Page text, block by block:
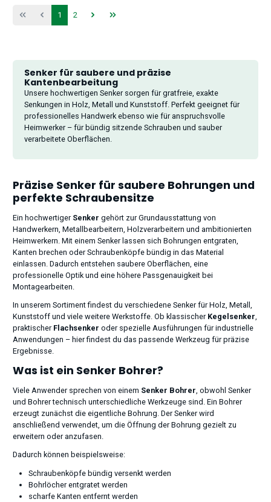
Seite
1 Seite
2
Senker für saubere und präzise
Kantenbearbeitung
Unsere hochwertigen Senker sorgen für gratfreie, exakte
Senkungen in Holz, Metall und Kunststoff. Perfekt geeignet für
professionelles Handwerk ebenso wie für anspruchsvolle
Heimwerker – für bündig sitzende Schrauben und sauber
verarbeitete Oberflächen.
Präzise Senker für saubere Bohrungen und
perfekte Schraubensitze
Ein hochwertiger Senker gehört zur Grundausstattung von
Handwerkern, Metallbearbeitern, Holzverarbeitern und ambitionierten
Heimwerkern. Mit einem Senker lassen sich Bohrungen entgraten,
Kanten brechen oder Schraubenköpfe bündig in das Material
einlassen. Dadurch entstehen saubere Oberflächen, eine
professionelle Optik und eine höhere Passgenauigkeit bei
Montagearbeiten.
In unserem Sortiment findest du verschiedene Senker für Holz, Metall,
Kunststoff und viele weitere Werkstoffe. Ob klassischer Kegelsenker,
praktischer Flachsenker oder spezielle Ausführungen für industrielle
Anwendungen – hier findest du das passende Werkzeug für präzise
Ergebnisse.
Was ist ein Senker Bohrer?
Viele Anwender sprechen von einem Senker Bohrer , obwohl Senker
und Bohrer technisch unterschiedliche Werkzeuge sind. Ein Bohrer
erzeugt zunächst die eigentliche Bohrung. Der Senker wird
anschließend verwendet, um die Öffnung der Bohrung gezielt zu
erweitern oder anzufasen.
Dadurch können beispielsweise:
Schraubenköpfe bündig versenkt werden
Bohrlöcher entgratet werden
scharfe Kanten entfernt werden